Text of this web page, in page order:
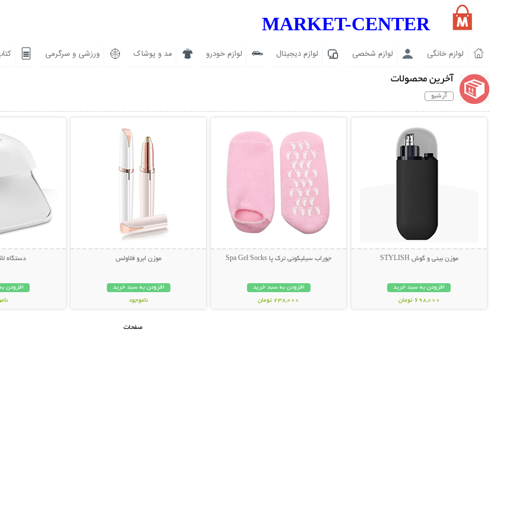
MARKET-CENTER
لوازم خانگی لوازم شخصی لوازم دیجیتال لوازم خودرو مد و پوشاک ورزشی و سرگرمی
آخرین محصولات
آرشیو
موزن بینی و گوش STYLISH
افزودن به سبد خرید
698,000 تومان
جوراب سیلیکونی ترک پا Spa Gel Socks
افزودن به سبد خرید
238,000 تومان
موزن ابرو فلاولس
افزودن به سبد خرید
ناموجود
دستگاه
افزودن
صفحات